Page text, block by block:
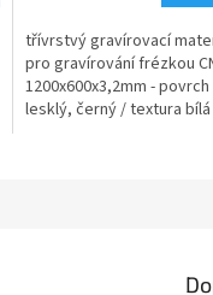
třívrstvý gravírovací
pro gravírování frézkou
1200x600x3,2mm - povrch
lesklý, černý / textura